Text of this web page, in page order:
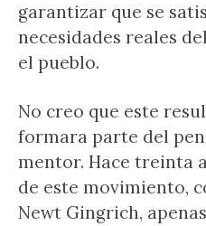
garantizar que se
necesidades reales
el pueblo.
No creo que este
formara parte del
mentor. Hace treinta
de este movimiento,
Newt Gingrich,